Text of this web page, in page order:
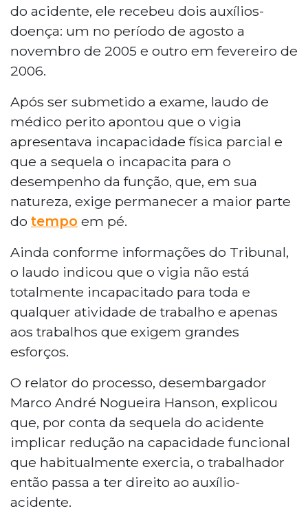
do acidente, ele recebeu dois auxílios-
doença: um no período de agosto a
novembro de 2005 e outro em fevereiro de
2006.
Após ser submetido a exame, laudo de
médico perito apontou que o vigia
apresentava incapacidade física parcial e
que a sequela o incapacita para o
desempenho da função, que, em sua
natureza, exige permanecer a maior parte
do tempo em pé.
Ainda conforme informações do Tribunal,
o laudo indicou que o vigia não está
totalmente incapacitado para toda e
qualquer atividade de trabalho e apenas
aos trabalhos que exigem grandes
esforços.
O relator do processo, desembargador
Marco André Nogueira Hanson, explicou
que, por conta da sequela do acidente
implicar redução na capacidade funcional
que habitualmente exercia, o trabalhador
então passa a ter direito ao auxílio-
acidente.